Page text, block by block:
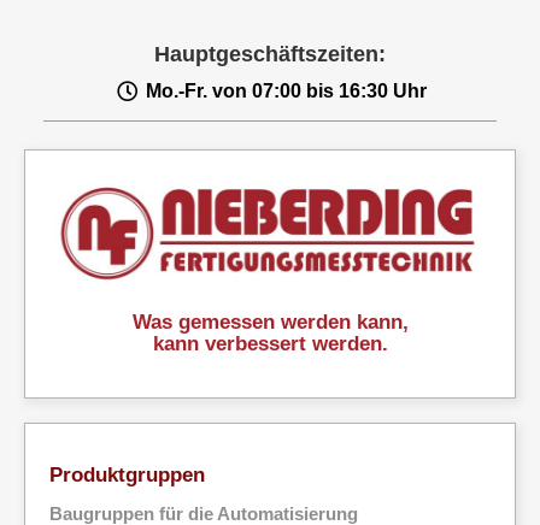
Hauptgeschäftszeiten:
Mo.-Fr. von 07:00 bis 16:30 Uhr
Was gemessen werden kann,
kann verbessert werden.
Produktgruppen
Baugruppen für die Automatisierung